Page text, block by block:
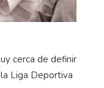
cerca de definir
Liga Deportiva